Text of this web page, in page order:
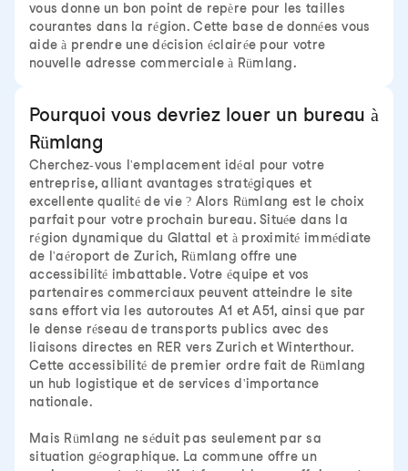
vous donne un bon point de repère pour les tailles
courantes dans la région. Cette base de données vous
aide à prendre une décision éclairée pour votre
nouvelle adresse commerciale à Rümlang.
Pourquoi vous devriez louer un bureau à
Rümlang
Cherchez-vous l'emplacement idéal pour votre
entreprise, alliant avantages stratégiques et
excellente qualité de vie ? Alors Rümlang est le choix
parfait pour votre prochain bureau. Située dans la
région dynamique du Glattal et à proximité immédiate
de l'aéroport de Zurich, Rümlang offre une
accessibilité imbattable. Votre équipe et vos
partenaires commerciaux peuvent atteindre le site
sans effort via les autoroutes A1 et A51, ainsi que par
le dense réseau de transports publics avec des
liaisons directes en RER vers Zurich et Winterthour.
Cette accessibilité de premier ordre fait de Rümlang
un hub logistique et de services d'importance
nationale.
Mais Rümlang ne séduit pas seulement par sa
situation géographique. La commune offre un